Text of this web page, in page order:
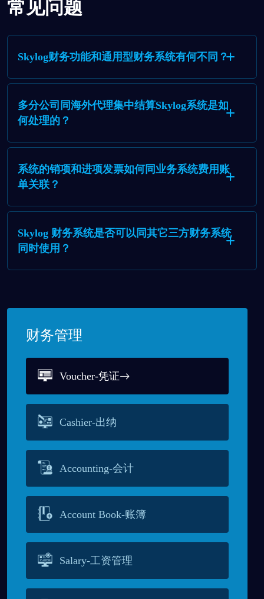
常见问题
Skylog财务功能和通用型财务系统有何不同？
多分公司同海外代理集中结算Skylog系统是如
何处理的？
系统的销项和进项发票如何同业务系统费用账
单关联？
Skylog 财务系统是否可以同其它三方财务系统
同时使用？
财务管理
Voucher-凭证
Cashier-出纳
Accounting-会计
Account Book-账簿
Salary-工资管理